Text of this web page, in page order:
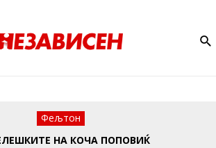
Фељтон
НА КОЧА ПОПОВИЌ